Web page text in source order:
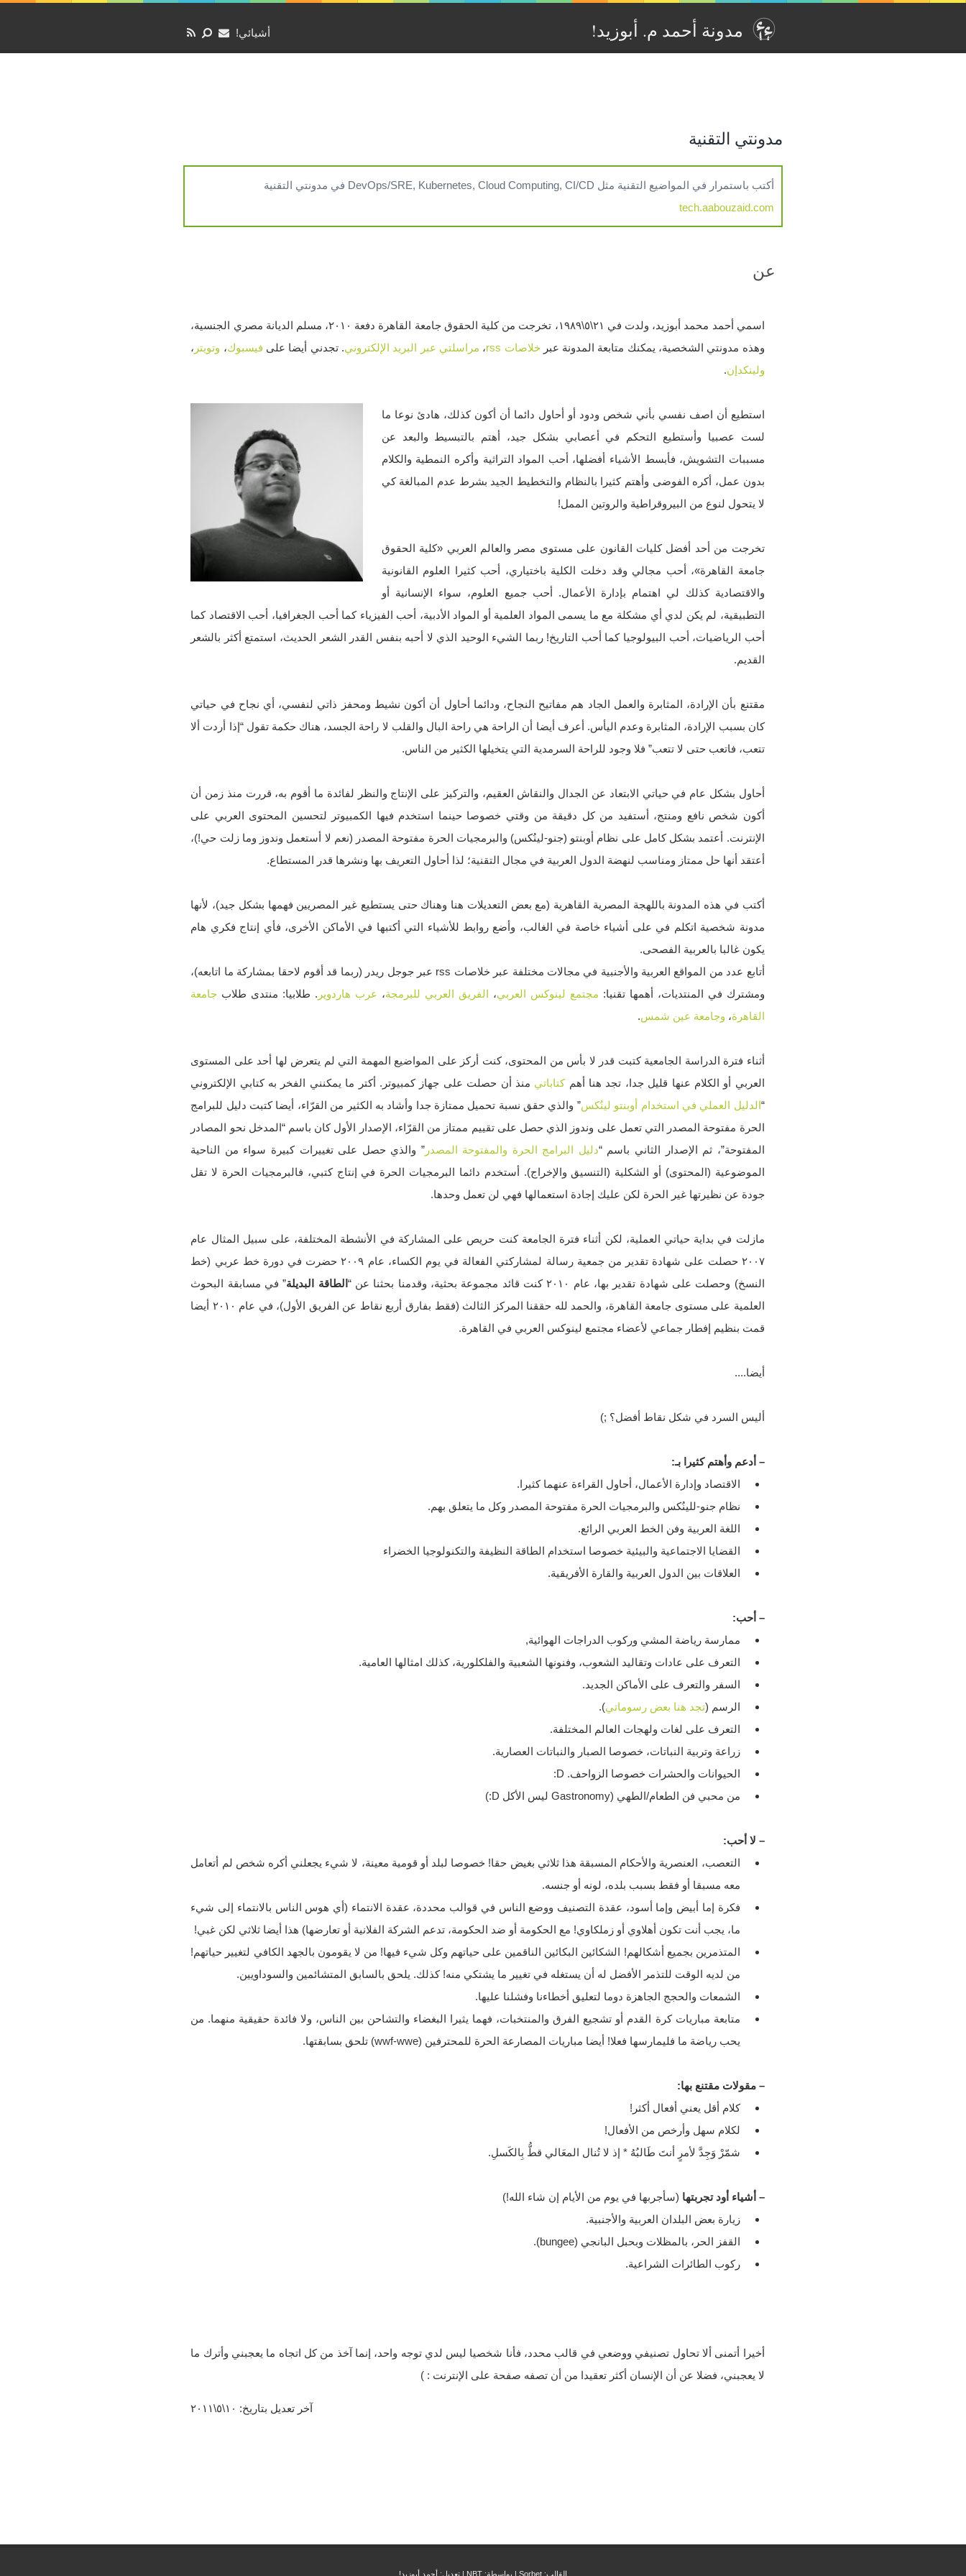
مدونة أحمد م. أبوزيد‏‫!‏ أشيائي!
مدونتي التقنية
أكتب باستمرار في المواضيع التقنية مثل DevOps/SRE, Kubernetes, Cloud Computing, CI/CD في مدونتي التقنية
tech.aabouzaid.com
عن
اسمي أحمد محمد أبوزيد، ولدت في ٢١\٥\١٩٨٩، تخرجت من كلية الحقوق جامعة القاهرة دفعة ٢٠١٠، مسلم الديانة مصري الجنسية،
وهذه مدونتي الشخصية، يمكنك متابعة المدونة عبر خلاصات rss ، مراسلتي عبر البريد الإلكتروني. تجدني أيضا على فيس​بوك، وتويتر ،
ولينكدإن.
استطيع أن اصف نفسي بأني شخص ودود أو أحاول دائما أن أكون كذلك، هادئ نوعا ما
لست عصبيا وأستطيع التحكم في أعصابي بشكل جيد، أهتم بالتبسيط والبعد عن
مسببات التشويش، فأبسط الأشياء أفضلها، أحب المواد التراثية وأكره النمطية والكلام
بدون عمل، أكره الفوضى وأهتم كثيرا بالنظام والتخطيط الجيد بشرط عدم المبالغة كي
لا يتحول لنوع من البيروقراطية والروتين الممل!
تخرجت من أحد أفضل كليات القانون على مستوى مصر والعالم العربي «كلية الحقوق
جامعة القاهرة»، أحب مجالي وقد دخلت الكلية باختياري، أحب كثيرا العلوم القانونية
والاقتصادية كذلك لي اهتمام بإدارة الأعمال. أحب جميع العلوم، سواء الإنسانية أو
التطبيقية، لم يكن لدي أي مشكلة مع ما يسمى المواد العلمية أو المواد الأدبية، أحب الفيزياء كما أحب الجغرافيا، أحب الاقتصاد كما
أحب الرياضيات، أحب البيولوجيا كما أحب التاريخ! ربما الشيء الوحيد الذي لا أحبه بنفس القدر الشعر الحديث، استمتع أكثر بالشعر
القديم.
مقتنع بأن الإرادة، المثابرة والعمل الجاد هم مفاتيح النجاح، ودائما أحاول أن أكون نشيط ومحفز ذاتي لنفسي، أي نجاح في حياتي
كان بسبب الإرادة، المثابرة وعدم اليأس. أعرف أيضا أن الراحة هي راحة البال والقلب لا راحة الجسد، هناك حكمة تقول “إذا أردت ألا
تتعب، فاتعب حتى لا تتعب” فلا وجود للراحة السرمدية التي يتخيلها الكثير من الناس.
أحاول بشكل عام في حياتي الابتعاد عن الجدال والنقاش العقيم، والتركيز على الإنتاج والنظر لفائدة ما أقوم به، قررت منذ زمن أن
أكون شخص نافع ومنتج، أستفيد من كل دقيقة من وقتي خصوصا حينما استخدم فيها الكمبيوتر لتحسين المحتوى العربي على
الإنترنت. أعتمد بشكل كامل على نظام أوبنتو (جنو-لينُكس) والبرمجيات الحرة مفتوحة المصدر (نعم لا أستعمل وندوز وما زلت حي!)،
أعتقد أنها حل ممتاز ومناسب لنهضة الدول العربية في مجال التقنية؛ لذا أحاول التعريف بها ونشرها قدر المستطاع.
أكتب في هذه المدونة باللهجة المصرية القاهرية (مع بعض التعديلات هنا وهناك حتى يستطيع غير المصريين فهمها بشكل جيد)، لأنها
مدونة شخصية اتكلم في على أشياء خاصة في الغالب، وأضع روابط للأشياء التي أكتبها في الأماكن الأخرى، فأي إنتاج فكري هام
يكون غالبا بالعربية الفصحى.
أتابع عدد من المواقع العربية والأجنبية في مجالات مختلفة عبر خلاصات rss عبر جوجل ريدر (ربما قد أقوم لاحقا بمشاركة ما اتابعه)،
ومشترك في المنتديات، أهمها تقنيا: مجتمع لينوكس العربي، الفريق العربي للبرمجة، عرب هاردوير . طلابيا: منتدى طلاب جامعة
القاهرة، وجامعة عين شمس.
أثناء فترة الدراسة الجامعية كتبت قدر لا بأس من المحتوى، كنت أركز على المواضيع المهمة التي لم يتعرض لها أحد على المستوى
العربي أو الكلام عنها قليل جدا، تجد هنا أهمكتاباتي منذ أن حصلت على جهاز كمبيوتر. أكتر ما يمكنني الفخر به كتابي الإلكتروني
“الدليل العملي في استخدام أوبنتو لينُكس” والذي حقق نسبة تحميل ممتازة جدا وأشاد به الكثير من القرّاء، أيضا كتبت دليل للبرامج
الحرة مفتوحة المصدر التي تعمل على وندوز الذي حصل على تقييم ممتاز من القرّاء، الإصدار الأول كان باسم “المدخل نحو المصادر
المفتوحة”، ثم الإصدار الثاني باسم “دليل البرامج الحرة والمفتوحة المصدر” والذي حصل على تغييرات كبيرة سواء من الناحية
الموضوعية (المحتوى) أو الشكلية (التنسيق والإخراج). أستخدم دائما البرمجيات الحرة في إنتاج كتبي، فالبرمجيات الحرة لا تقل
جودة عن نظيرتها غير الحرة لكن عليك إجادة استعمالها فهي لن تعمل وحدها.
مازلت في بداية حياتي العملية، لكن أثناء فترة الجامعة كنت حريص على المشاركة في الأنشطة المختلفة، على سبيل المثال عام
٢٠٠٧ حصلت على شهادة تقدير من جمعية رسالة لمشاركتي الفعالة في يوم الكساء، عام ٢٠٠٩ حضرت في دورة خط عربي (خط
النسخ) وحصلت على شهادة تقدير بها، عام ٢٠١٠ كنت قائد مجموعة بحثية، وقدمنا بحثنا عن “
الطاقة البديلة” في مسابقة البحوث
العلمية على مستوى جامعة القاهرة، والحمد لله حققنا المركز الثالث (فقط بفارق أربع نقاط عن الفريق الأول)، في عام ٢٠١٠ أيضا
قمت بنظيم إفطار جماعي لأعضاء مجتمع لينوكس العربي في القاهرة.
أيضا....
أليس السرد في شكل نقاط أفضل؟ ;)
– أدعم وأهتم كثيرا بـ:
الاقتصاد وإدارة الأعمال، أحاول القراءة عنهما كثيرا.
نظام جنو-للينُكس والبرمجيات الحرة مفتوحة المصدر وكل ما يتعلق بهم.
اللغة العربية وفن الخط العربي الرائع.
القضايا الاجتماعية والبيئية خصوصا استخدام الطاقة النظيفة والتكنولوجيا الخضراء
العلاقات بين الدول العربية والقارة الأفريقية.
– أحب:
ممارسة رياضة المشي وركوب الدراجات الهوائية,
التعرف على عادات وتقاليد الشعوب، وفنونها الشعبية والفلكلورية، كذلك امثالها العامية.
السفر والتعرف على الأماكن الجديد.
الرسم (تجد هنا بعض رسوماتي).
التعرف على لغات ولهجات العالم المختلفة.
زراعة وتربية النباتات، خصوصا الصبار والنباتات العصارية.
الحيوانات والحشرات خصوصا الزواحف. D:
من محبي فن الطعام/الطهي (Gastronomy ليس الأكل D:)
– لا أحب:
التعصب، العنصرية والأحكام المسبقة هذا ثلاثي بغيض حقا! خصوصا لبلد أو قومية معينة، لا شيء يجعلني أكره شخص لم أتعامل
معه مسبقا أو فقط بسبب بلده، لونه أو جنسه.
فكرة إما أبيض وإما أسود، عقدة التصنيف ووضع الناس في قوالب محددة، عقدة الانتماء (أي هوس الناس بالانتماء إلى شيء
ما، يجب أنت تكون أهلاوي أو زملكاوي! مع الحكومة أو ضد الحكومة، تدعم الشركة الفلانية أو تعارضها) هذا أيضا ثلاثي لكن غبي!
المتذمرين بجميع أشكالهم! الشكائين البكائين الناقمين على حياتهم وكل شيء فيها! من لا يقومون بالجهد الكافي لتغيير حياتهم!
من لديه الوقت للتذمر الأفضل له أن يستغله في تغيير ما يشتكي منه! كذلك. يلحق بالسابق المتشائمين والسوداويين.
الشمعات والحجج الجاهزة دوما لتعليق أخطاءنا وفشلنا عليها.
متابعة مباريات كرة القدم أو تشجيع الفرق والمنتخبات، فهما يثيرا البغضاء والتشاحن بين الناس، ولا فائدة حقيقية منهما. من
يحب رياضة ما فليمارسها فعلا! أيضا مباريات المصارعة الحرة للمحترفين (wwf-wwe) تلحق بسابقتها.
– مقولات مقتنع بها:
كلام أقل يعني أفعال أكثر!
لكلام سهل وأرخص من الأفعال!
شمّرْ وَجِدَّ لأمرٍ أنتَ طَالبُهُ * إذ لا تُنال المعَالي قطُّ بِالكَسلِ.
– أشياء أود تجربتها (سأجربها في يوم من الأيام إن شاء الله!)
زيارة بعض البلدان العربية والأجنبية.
القفز الحر، بالمظلات وبحبل البانجي (bungee).
ركوب الطائرات الشراعية.
أخيرا أتمنى ألا تحاول تصنيفي ووضعي في قالب محدد، فأنا شخصيا ليس لدي توجه واحد، إنما آخذ من كل اتجاه ما يعجبني وأترك ما
لا يعجبني، فضلا عن أن الإنسان أكثر تعقيدا من أن تصفه صفحة على الإنترنت : )
آخر تعديل بتاريخ: ١٠\٥\٢٠١١
القالب: Sorbet | بواسطة: NBT | تعديل: أحمد أبوزيد!